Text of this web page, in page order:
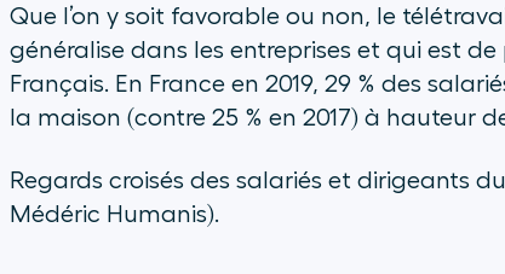
Que l’on y soit favorable ou non, le
généralise dans les entreprises et qui est
Français. En France en 2019, 29 % des
la maison (contre 25 % en 2017) à hauteur
Regards croisés des salariés et dirigeants
Médéric Humanis).